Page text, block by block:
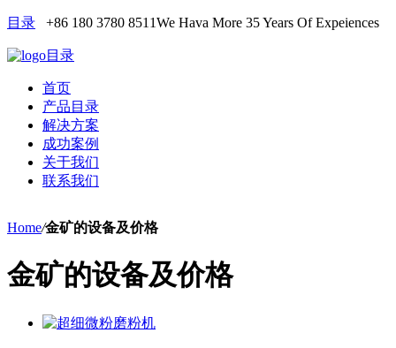
目录 +86 180 3780 8511We Hava More 35 Years Of Expeiences
目录
首页
产品目录
解决方案
成功案例
关于我们
联系我们
Home/金矿的设备及价格
金矿的设备及价格